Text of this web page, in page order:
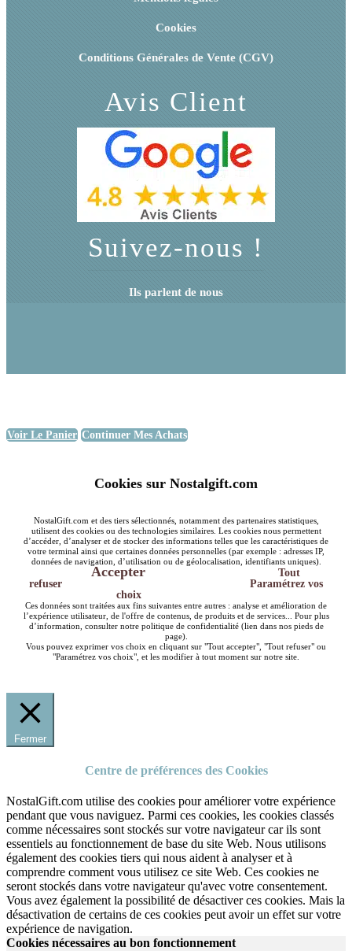
Cookies
Conditions Générales de Vente (CGV)
Avis Client
Suivez-nous !
Ils parlent de nous
Voir Le Panier Continuer Mes Achats
Cookies sur Nostalgift.com
NostalGift.com et des tiers sélectionnés, notamment des partenaires statistiques,
utilisent des cookies ou des technologies similaires. Les cookies nous permettent
d’accéder, d’analyser et de stocker des informations telles que les caractéristiques de
votre terminal ainsi que certaines données personnelles (par exemple : adresses IP,
données de navigation, d’utilisation ou de géolocalisation, identifiants uniques).
Accepter
Tout
refuser
Paramétrez vos
choix
Ces données sont traitées aux fins suivantes entre autres : analyse et amélioration de
l’expérience utilisateur, de l'offre de contenus, de produits et de services... Pour plus
d’information, consulter notre politique de confidentialité (lien dans nos pieds de
page).
Vous pouvez exprimer vos choix en cliquant sur "Tout accepter", "Tout refuser" ou
"Paramétrez vos choix", et les modifier à tout moment sur notre site.
Fermer
Centre de préférences des Cookies
NostalGift.com utilise des cookies pour améliorer votre expérience
pendant que vous naviguez. Parmi ces cookies, les cookies classés
comme nécessaires sont stockés sur votre navigateur car ils sont
essentiels au fonctionnement de base du site Web. Nous utilisons
également des cookies tiers qui nous aident à analyser et à
comprendre comment vous utilisez ce site Web. Ces cookies ne
seront stockés dans votre navigateur qu'avec votre consentement.
Vous avez également la possibilité de désactiver ces cookies. Mais la
désactivation de certains de ces cookies peut avoir un effet sur votre
expérience de navigation.
Cookies nécessaires au bon fonctionnement